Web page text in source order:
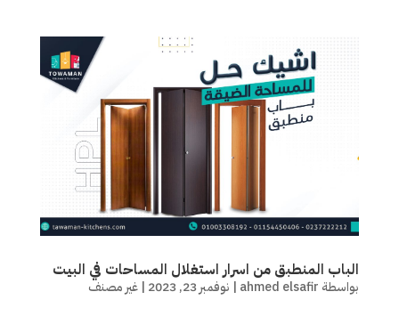
الباب المنطبق من اسرار استغلال المساحات في البيت
بواسطة ahmed elsafir
| نوفمبر 23, 2023 | غير مصنف